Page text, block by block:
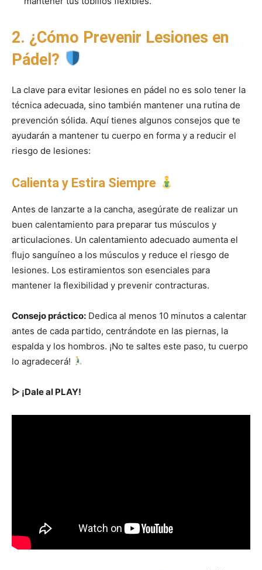
2. ¿Cómo Prevenir Lesiones en
Pádel?
La clave para evitar lesiones en pádel no es solo tener la
técnica adecuada, sino también mantener una rutina de
prevención sólida. Aquí tienes algunos consejos que te
ayudarán a mantener tu cuerpo en forma y a reducir el
riesgo de lesiones:
Calienta y Estira Siempre
Antes de lanzarte a la cancha, asegúrate de realizar un
buen calentamiento para preparar tus músculos y
articulaciones. Un calentamiento adecuado aumenta el
flujo sanguíneo a los músculos y reduce el riesgo de
lesiones. Los estiramientos son esenciales para
mantener la flexibilidad y prevenir contracturas.
Consejo práctico: Dedica al menos 10 minutos a calentar
antes de cada partido, centrándote en las piernas, la
espalda y los hombros. ¡No te saltes este paso, tu cuerpo
lo agradecerá!
▷ ¡Dale al PLAY!